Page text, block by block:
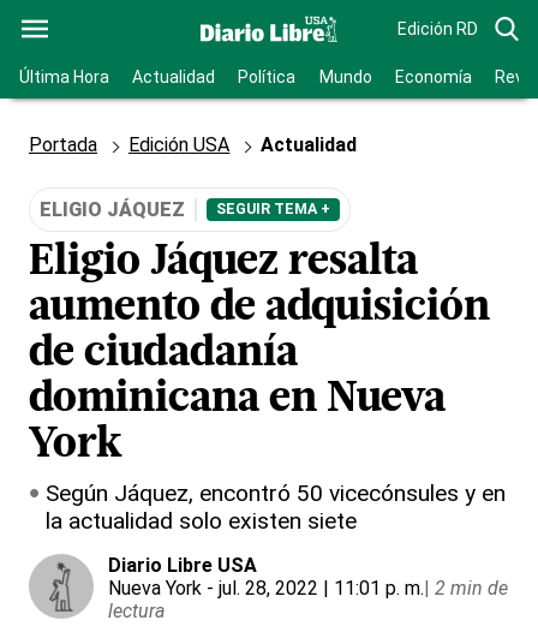
Edición RD
Última Hora Actualidad Política Mundo Economía
Portada Edición USA Actualidad
ELIGIO JÁQUEZ SEGUIR TEMA +
Eligio Jáquez resalta
aumento de adquisición
de ciudadanía
dominicana en Nueva
York
Según Jáquez, encontró 50 vicecónsules y en
la actualidad solo existen siete
Diario Libre USA
Nueva York - jul. 28, 2022 | 11:01 p. m.| 2 min de
lectura